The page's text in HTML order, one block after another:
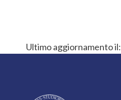
Ultimo aggiornamento il: